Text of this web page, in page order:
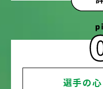
選手の心